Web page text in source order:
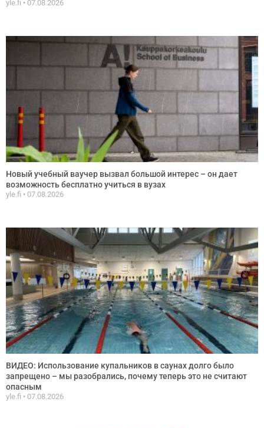
yle.fi 07.08.2026
Новый учебный ваучер вызвал большой интерес – он дает
возможность бесплатно учиться в вузах
yle.fi 07.08.2026
ВИДЕО: Использование купальников в саунах долго было
запрещено – мы разобрались, почему теперь это не считают
опасным
yle.fi 07.08.2026